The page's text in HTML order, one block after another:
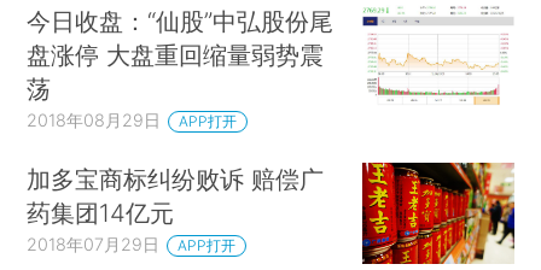
今日收盘：“仙股”中弘股份尾
盘涨停 大盘重回缩量弱势震
荡
2018年08月29日 APP打开
加多宝商标纠纷败诉 赔偿广
药集团14亿元
2018年07月29日 APP打开